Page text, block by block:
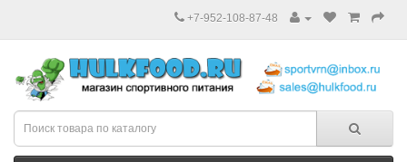
+7-952-108-87-48